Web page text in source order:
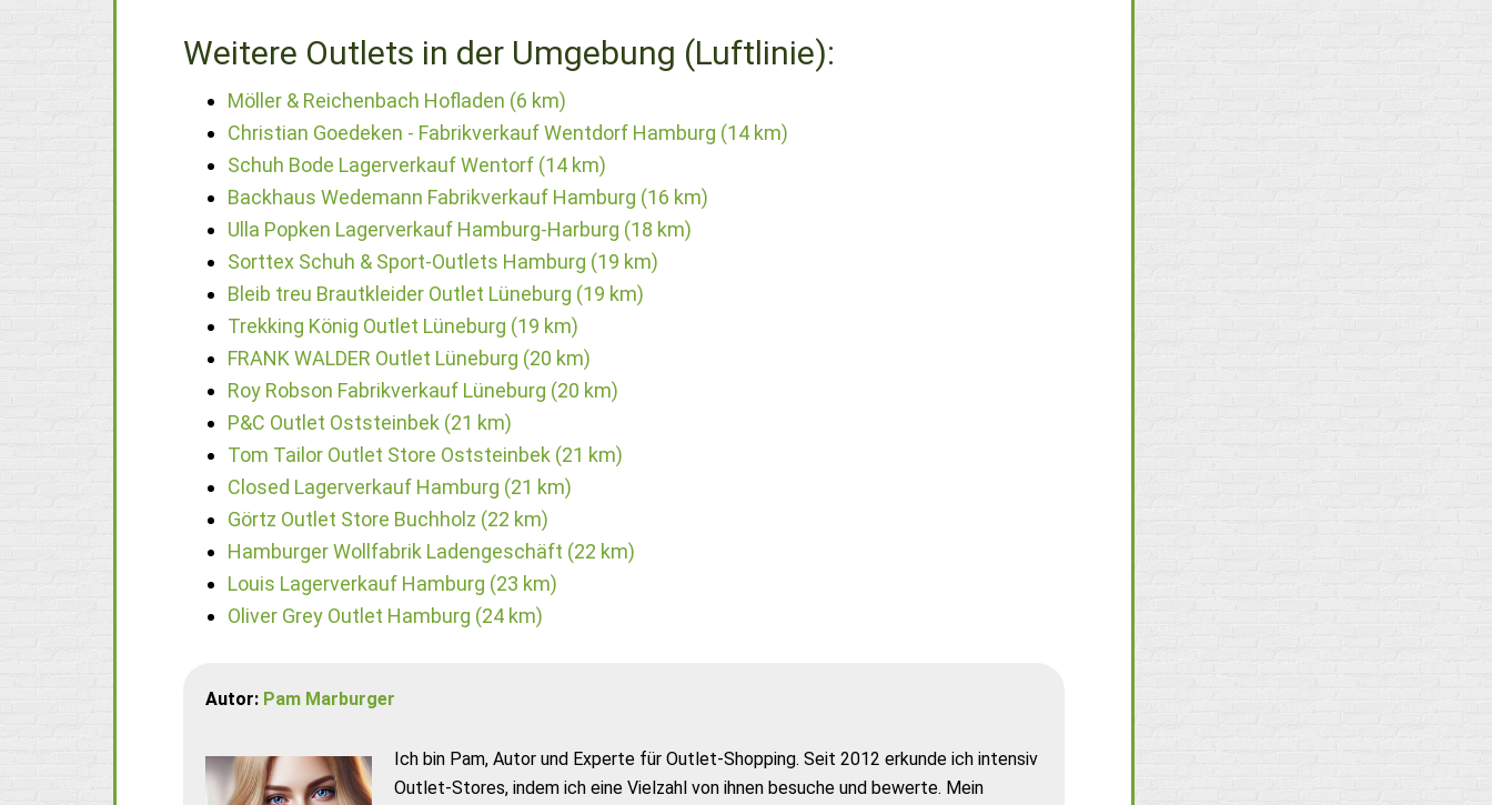
Weitere Outlets in der Umgebung (Luftlinie):
Möller & Reichenbach Hofladen (6 km)
Christian Goedeken - Fabrikverkauf Wentdorf Hamburg (14 km)
Schuh Bode Lagerverkauf Wentorf (14 km)
Backhaus Wedemann Fabrikverkauf Hamburg (16 km)
Ulla Popken Lagerverkauf Hamburg-Harburg (18 km)
Sorttex Schuh & Sport-Outlets Hamburg (19 km)
Bleib treu Brautkleider Outlet Lüneburg (19 km)
Trekking König Outlet Lüneburg (19 km)
FRANK WALDER Outlet Lüneburg (20 km)
Roy Robson Fabrikverkauf Lüneburg (20 km)
P&C Outlet Oststeinbek (21 km)
Tom Tailor Outlet Store Oststeinbek (21 km)
Closed Lagerverkauf Hamburg (21 km)
Görtz Outlet Store Buchholz (22 km)
Hamburger Wollfabrik Ladengeschäft (22 km)
Louis Lagerverkauf Hamburg (23 km)
Oliver Grey Outlet Hamburg (24 km)
Autor: Pam Marburger
Ich bin Pam, Autor und Experte für Outlet-Shopping. Seit 2012 erkunde ich intensiv
Outlet-Stores, indem ich eine Vielzahl von ihnen besuche und bewerte. Mein